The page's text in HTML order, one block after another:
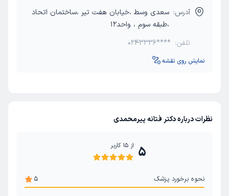
آدرس: سعدی وسط ،خیابان هفت تیر ،ساختمان اتحاد
،طبقه سوم ، واحد12
تلفن: 0243336****
نمایش روی نقشه
نظرات درباره دکتر فتانه پیرمحمدی
5 از 15 کاربر
نحوه برخورد پزشک 5